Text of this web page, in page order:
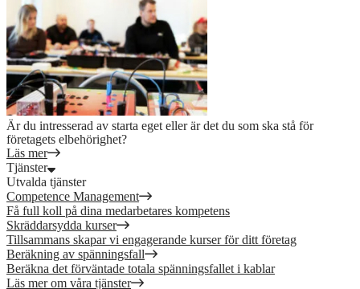
Är du intresserad av starta eget eller är det du som ska stå för
företagets elbehörighet?
Läs mer
Tjänster
Utvalda tjänster
Competence Management
Få full koll på dina medarbetares kompetens
Skräddarsydda kurser
Tillsammans skapar vi engagerande kurser för ditt företag
Beräkning av spänningsfall
Beräkna det förväntade totala spänningsfallet i kablar
Läs mer om våra tjänster